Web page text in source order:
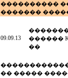
����������
�������
09.09.13
������
��
������������
�� �����